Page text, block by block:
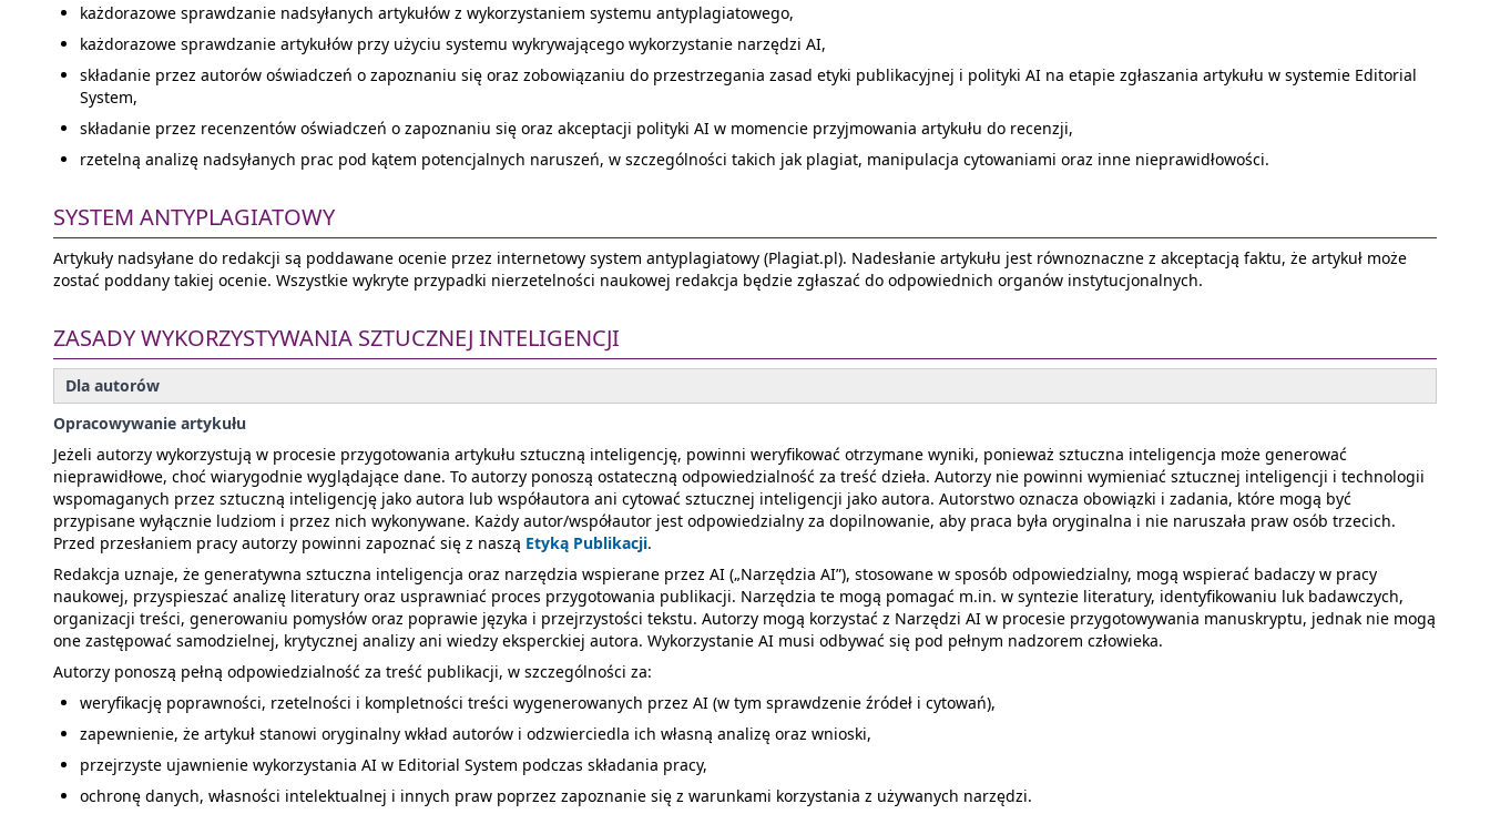
każdorazowe sprawdzanie nadsyłanych artykułów z wykorzystaniem systemu antyplagiatowego,
każdorazowe sprawdzanie artykułów przy użyciu systemu wykrywającego wykorzystanie narzędzi AI,
składanie przez autorów oświadczeń o zapoznaniu się oraz zobowiązaniu do przestrzegania zasad etyki publikacyjnej i polityki AI na etapie zgłaszania artykułu w systemie Editorial
System,
składanie przez recenzentów oświadczeń o zapoznaniu się oraz akceptacji polityki AI w momencie przyjmowania artykułu do recenzji,
rzetelną analizę nadsyłanych prac pod kątem potencjalnych naruszeń, w szczególności takich jak plagiat, manipulacja cytowaniami oraz inne nieprawidłowości.
SYSTEM ANTYPLAGIATOWY
Artykuły nadsyłane do redakcji są poddawane ocenie przez internetowy system antyplagiatowy (Plagiat.pl). Nadesłanie artykułu jest równoznaczne z akceptacją faktu, że artykuł może
zostać poddany takiej ocenie. Wszystkie wykryte przypadki nierzetelności naukowej redakcja będzie zgłaszać do odpowiednich organów instytucjonalnych.
ZASADY WYKORZYSTYWANIA SZTUCZNEJ INTELIGENCJI
Dla autorów
Opracowywanie artykułu
Jeżeli autorzy wykorzystują w procesie przygotowania artykułu sztuczną inteligencję, powinni weryfikować otrzymane wyniki, ponieważ sztuczna inteligencja może generować
nieprawidłowe, choć wiarygodnie wyglądające dane. To autorzy ponoszą ostateczną odpowiedzialność za treść dzieła. Autorzy nie powinni wymieniać sztucznej inteligencji i technologii
wspomaganych przez sztuczną inteligencję jako autora lub współautora ani cytować sztucznej inteligencji jako autora. Autorstwo oznacza obowiązki i zadania, które mogą być
przypisane wyłącznie ludziom i przez nich wykonywane. Każdy autor/współautor jest odpowiedzialny za dopilnowanie, aby praca była oryginalna i nie naruszała praw osób trzecich.
Przed przesłaniem pracy autorzy powinni zapoznać się z naszą Etyką Publikacji.
Redakcja uznaje, że generatywna sztuczna inteligencja oraz narzędzia wspierane przez AI („Narzędzia AI”), stosowane w sposób odpowiedzialny, mogą wspierać badaczy w pracy
naukowej, przyspieszać analizę literatury oraz usprawniać proces przygotowania publikacji. Narzędzia te mogą pomagać m.in. w syntezie literatury, identyfikowaniu luk badawczych,
organizacji treści, generowaniu pomysłów oraz poprawie języka i przejrzystości tekstu. Autorzy mogą korzystać z Narzędzi AI w procesie przygotowywania manuskryptu, jednak nie mogą
one zastępować samodzielnej, krytycznej analizy ani wiedzy eksperckiej autora. Wykorzystanie AI musi odbywać się pod pełnym nadzorem człowieka.
Autorzy ponoszą pełną odpowiedzialność za treść publikacji, w szczególności za:
weryfikację poprawności, rzetelności i kompletności treści wygenerowanych przez AI (w tym sprawdzenie źródeł i cytowań),
zapewnienie, że artykuł stanowi oryginalny wkład autorów i odzwierciedla ich własną analizę oraz wnioski,
przejrzyste ujawnienie wykorzystania AI w Editorial System podczas składania pracy,
ochronę danych, własności intelektualnej i innych praw poprzez zapoznanie się z warunkami korzystania z używanych narzędzi.